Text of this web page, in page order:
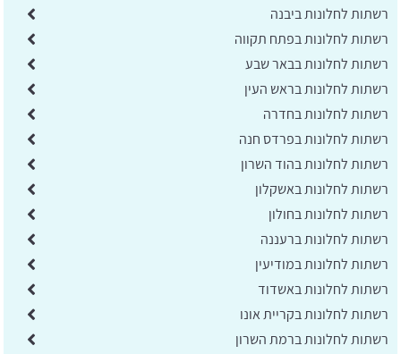
רשתות לחלונות ביבנה
רשתות לחלונות בפתח תקווה
רשתות לחלונות בבאר שבע
רשתות לחלונות בראש העין
רשתות לחלונות בחדרה
רשתות לחלונות בפרדס חנה
רשתות לחלונות בהוד השרון
רשתות לחלונות באשקלון
רשתות לחלונות בחולון
רשתות לחלונות ברעננה
רשתות לחלונות במודיעין
רשתות לחלונות באשדוד
רשתות לחלונות בקריית אונו
רשתות לחלונות ברמת השרון